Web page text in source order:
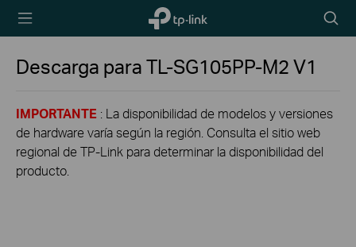
TP-Link,
Reliably
icon
Descarga paraTL-SG105PP-M2V1
IMPORTANTE : La disponibilidad de modelos y versiones
de hardware varía según la región. Consulta el sitio web
regional de TP-Link para determinar la disponibilidad del
producto.